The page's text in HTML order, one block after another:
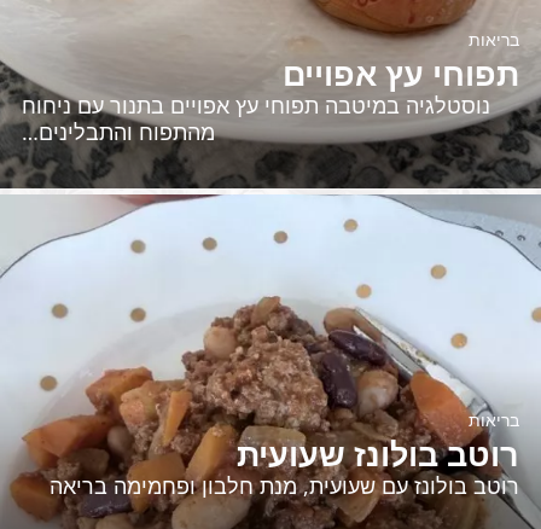
תפוחי עץ אפויים
בריאות
נוסטלגיה במיטבה תפוחי עץ אפויים בתנור עם ניחוח
מהתפוח והתבלינים…
רוטב בולונז שעועית
בריאות
רוטב בולונז עם שעועית, מנת חלבון ופחמימה בריאה